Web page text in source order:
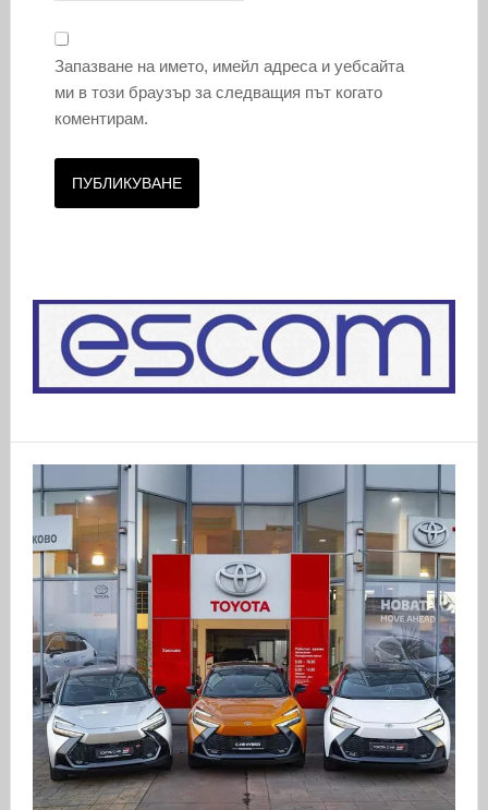
Запазване на името, имейл адреса и уебсайта
ми в този браузър за следващия път когато
коментирам.